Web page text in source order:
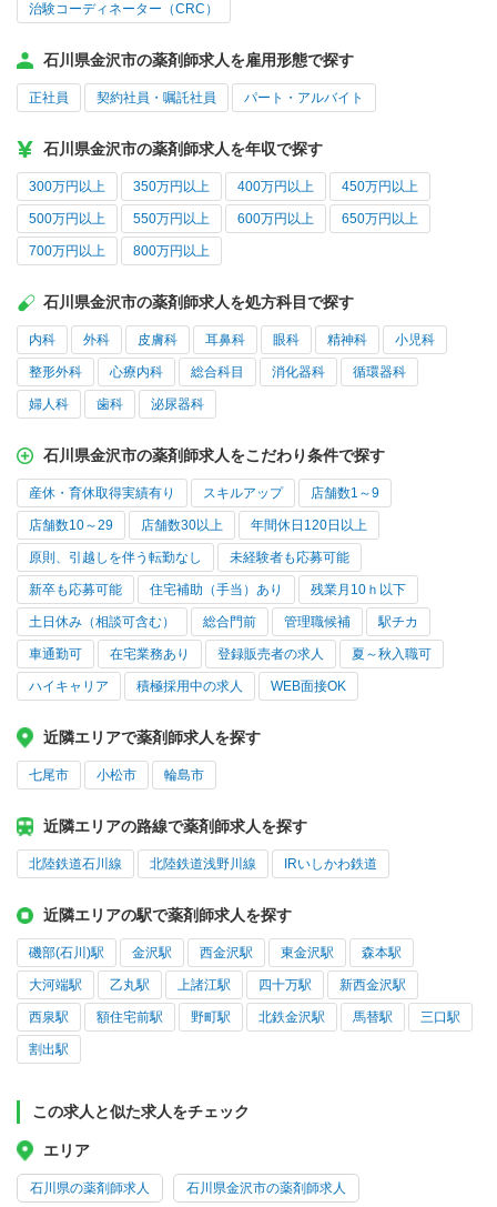
治験コーディネーター（CRC）
石川県金沢市の薬剤師求人を雇用形態で探す
正社員 契約社員・嘱託社員 パート・アルバイト
石川県金沢市の薬剤師求人を年収で探す
300万円以上 350万円以上 400万円以上 450万円以上
500万円以上 550万円以上 600万円以上 650万円以上
700万円以上 800万円以上
石川県金沢市の薬剤師求人を処方科目で探す
内科 外科 皮膚科 耳鼻科 眼科 精神科 小児科
整形外科 心療内科 総合科目 消化器科 循環器科
婦人科 歯科 泌尿器科
石川県金沢市の薬剤師求人をこだわり条件で探す
産休・育休取得実績有り スキルアップ 店舗数1～9
店舗数10～29 店舗数30以上 年間休日120日以上
原則、引越しを伴う転勤なし 未経験者も応募可能
新卒も応募可能 住宅補助（手当）あり 残業月10ｈ以下
土日休み（相談可含む） 総合門前 管理職候補 駅チカ
車通勤可 在宅業務あり 登録販売者の求人 夏～秋入職可
ハイキャリア 積極採用中の求人 WEB面接OK
近隣エリアで薬剤師求人を探す
七尾市 小松市 輪島市
近隣エリアの路線で薬剤師求人を探す
北陸鉄道石川線 北陸鉄道浅野川線 IRいしかわ鉄道
近隣エリアの駅で薬剤師求人を探す
磯部(石川)駅 金沢駅 西金沢駅 東金沢駅 森本駅
大河端駅 乙丸駅 上諸江駅 四十万駅 新西金沢駅
西泉駅 額住宅前駅 野町駅 北鉄金沢駅 馬替駅 三口駅
割出駅
この求人と似た求人をチェック
エリア
石川県の薬剤師求人 石川県金沢市の薬剤師求人